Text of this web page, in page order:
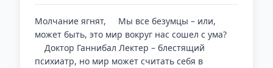
Молчание ягнят, Мы все безумцы – или,
может быть, это мир вокруг нас сошел с ума?
Доктор Ганнибал Лектер – блестящий
психиатр, но мир может считать себя в